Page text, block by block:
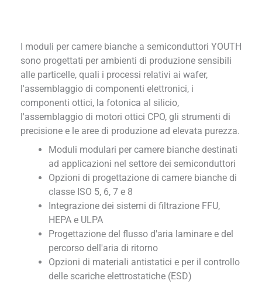
I moduli per camere bianche a semiconduttori YOUTH
sono progettati per ambienti di produzione sensibili
alle particelle, quali i processi relativi ai wafer,
l'assemblaggio di componenti elettronici, i
componenti ottici, la fotonica al silicio,
l'assemblaggio di motori ottici CPO, gli strumenti di
precisione e le aree di produzione ad elevata purezza.
Moduli modulari per camere bianche destinati
ad applicazioni nel settore dei semiconduttori
Opzioni di progettazione di camere bianche di
classe ISO 5, 6, 7 e 8
Integrazione dei sistemi di filtrazione FFU,
HEPA e ULPA
Progettazione del flusso d'aria laminare e del
percorso dell'aria di ritorno
Opzioni di materiali antistatici e per il controllo
delle scariche elettrostatiche (ESD)